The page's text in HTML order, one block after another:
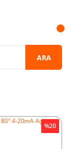
ARA
%20